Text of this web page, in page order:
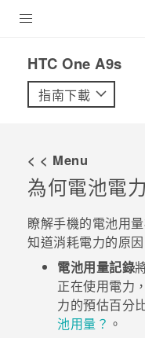
VIVE
配件
優惠專區
焦點訊息
校園專案
銷售門市
銷售通路
支援服務
HTC One A9s‎
指南下載
< < Menu
為何電池電
瞭解手機的電池用
知道消耗電力的原因
電池用量記錄
正在使用電力
力的預估百分
池用量？ 。